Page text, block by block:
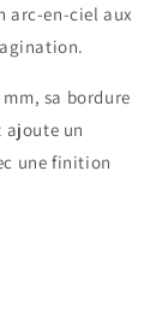
arc-en-ciel aux
sa bordure
ajoute un
une finition